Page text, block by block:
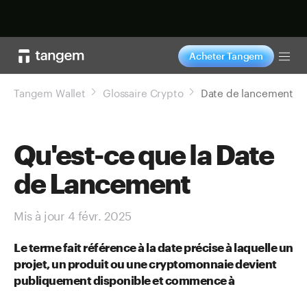
Acheter Tangem
Tangem Wallet Glossaire Crypto Date de lancement
Qu'est-ce que la Date
de Lancement
Mis à jour 4 févr. 2025
Le terme fait référence à la date précise à laquelle un
projet, un produit ou une cryptomonnaie devient
publiquement disponible et commence à